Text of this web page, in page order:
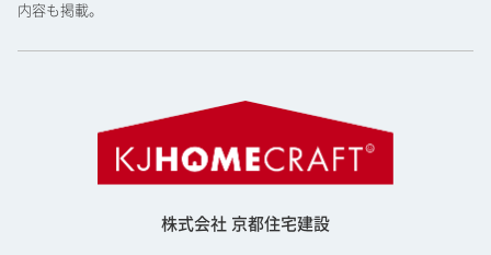
内容も掲載。
株式会社 京都住宅建設